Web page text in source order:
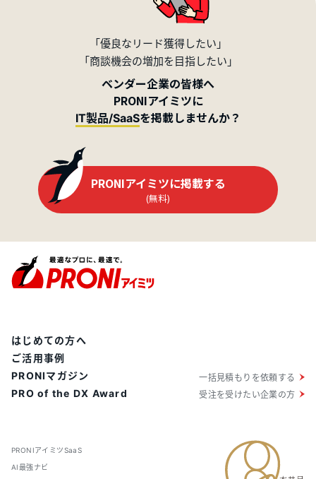
「優良なリード獲得したい」
「商談機会の増加を目指したい」
ベンダー企業の皆様へ
PRONIアイミツに
IT製品/SaaSを掲載しませんか？
PRONIアイミツに掲載する
(無料)
PRONIアイミツSaaS
AI最強ナビ
はじめての方へ
ご活用事例
PRONIマガジン
PRO of the DX Award
一括見積もりを依頼する
受注を受けたい企業の方